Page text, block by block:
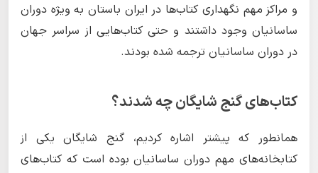
و مراکز مهم نگهداری کتاب‌ها در ایران باستان به ویژه دوران
ساسانیان وجود داشتند و حتی کتاب‌هایی از سراسر جهان
در دوران ساسانیان ترجمه شده بودند.
کتاب‌های گنج شایگان چه شدند؟
همانطور که پیشتر اشاره کردیم، گنج شایگان یکی از
کتابخانه‌های مهم دوران ساسانیان بوده است که کتاب‌های